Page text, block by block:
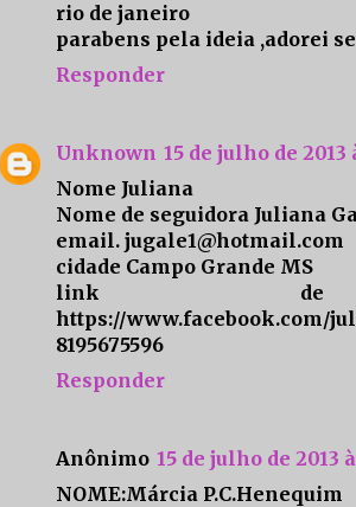
rio de janeiro
parabens pela ideia ,adorei
Responder
Unknown 15 de julho de 2013
Nome Juliana
Nome de seguidora Juliana
email. jugale1@hotmail.com
cidade Campo Grande MS
link de
https://www.facebook.com/
8195675596
Responder
Anônimo 15 de julho de 2013
NOME:Márcia P.C.Henequim